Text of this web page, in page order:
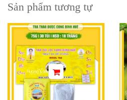
Sản phẩm tương tự